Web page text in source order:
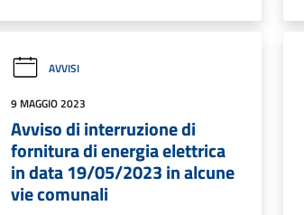
AVVISI
9 MAGGIO 2023
Avviso di interruzione di
fornitura di energia elettrica
in data 19/05/2023 in alcune
vie comunali